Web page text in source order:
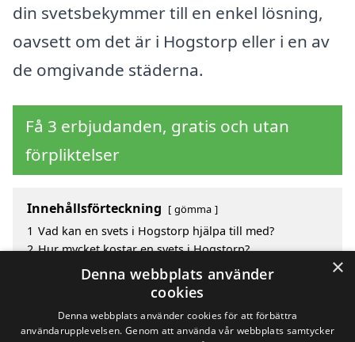
din svetsbekymmer till en enkel lösning,
oavsett om det är i Hogstorp eller i en av
de omgivande städerna.
Få 3 erbjudanden, gratis och utan
förpliktelser
Innehållsförteckning gömma
1 Vad kan en svets i Hogstorp hjälpa till med?
2 Hur mycket kostar en svets i Hogstorp?
Fördelar med att välja svets i Hogstorp
Sök efter en skicklig svets i de omgivande städerna
×
Denna webbplats använder
cookies
Denna webbplats använder cookies för att förbättra
användarupplevelsen. Genom att använda vår webbplats samtycker